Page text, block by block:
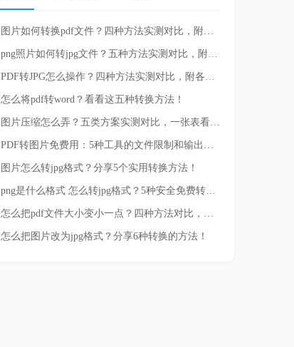
图片如何转换pdf文件？四种方法实测对比，附各场景最优选！
png照片如何转jpg文件？五种方法实测对比，附各场景最优选!！
PDF转JPG怎么操作？四种方法实测对比，附各场景最优选！
怎么将pdf转word？看看这五种转换方法！
图片压缩怎么弄？五类方案实测对比，一张表看懂怎么选！
PDF转图片免费用：5种工具的文件限制和输出质量对比！
图片怎么转jpg格式？分享5个实用转换方法！
png是什么格式 怎么转jpg格式？5种安全免费转换方法全解析！
怎么把pdf文件大小变小一点？四种方法对比，一看就懂！
怎么把图片改为jpg格式？分享6种转换的方法！